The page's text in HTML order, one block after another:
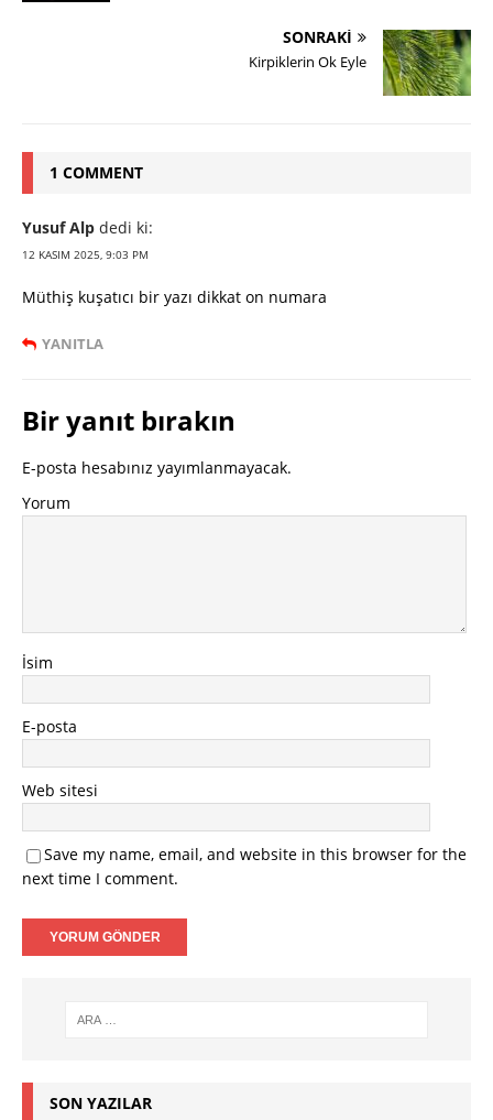
SONRAKI
Kirpiklerin Ok Eyle
1 COMMENT
Yusuf Alp dedi ki:
12 KASIM 2025, 9:03 PM
Müthiş kuşatıcı bir yazı dikkat on numara
YANITLA
Bir yanıt bırakın
E-posta hesabınız yayımlanmayacak.
Yorum
İsim
E-posta
Web sitesi
Save my name, email, and website in this browser for the
next time I comment.
SON YAZILAR